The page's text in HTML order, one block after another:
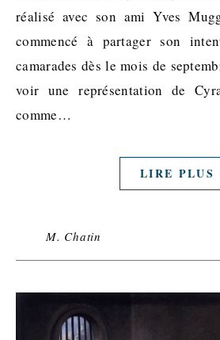
réalisé avec son ami Yves
commencé à partager son
camarades dès le mois de
voir une représentation de
comme…
LIRE PLUS
M. Chatin